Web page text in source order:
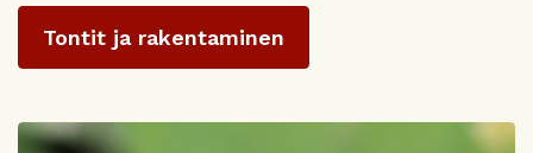
Tontit ja rakentaminen